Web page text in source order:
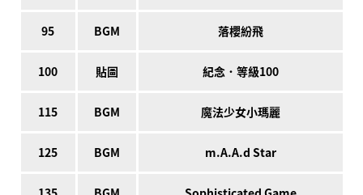
95 BGM 落櫻紛飛
100 貼圖 紀念．等級100
115 BGM 魔法少女小瑪麗
125 BGM m.A.A.d Star